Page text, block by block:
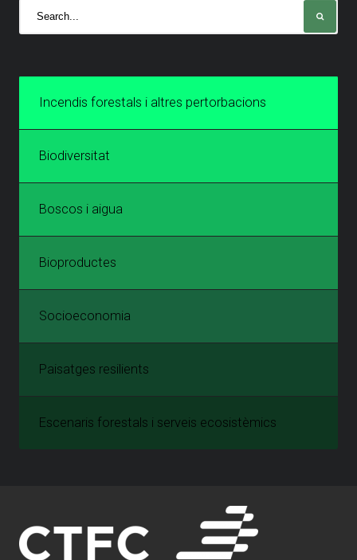
Incendis forestals i altres pertorbacions
Biodiversitat
Boscos i aigua
Bioproductes
Socioeconomia
Paisatges resilients
Escenaris forestals i serveis ecosistèmics